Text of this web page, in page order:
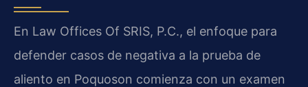
En Law Offices Of SRIS, P.C., el enfoque para
defender casos de negativa a la prueba de
aliento en Poquoson comienza con un examen